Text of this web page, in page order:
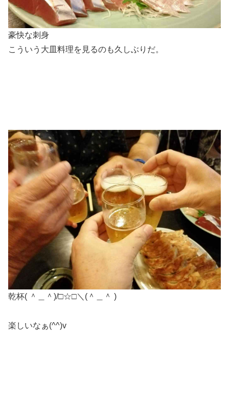
豪快な刺身
こういう大皿料理を見るのも久しぶりだ。
乾杯( ＾＿＾)/□☆□＼(＾＿＾ )
楽しいなぁ(^^)v